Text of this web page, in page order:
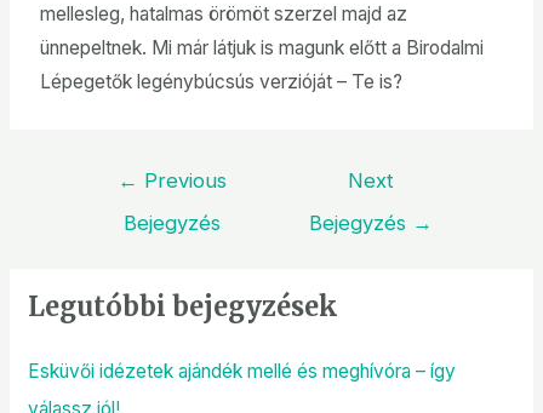
mellesleg, hatalmas örömöt szerzel majd az
ünnepeltnek. Mi már látjuk is magunk előtt a Birodalmi
Lépegetők legénybúcsús verzióját – Te is?
← Previous
Bejegyzés
Next
Bejegyzés →
Legutóbbi bejegyzések
Esküvői idézetek ajándék mellé és meghívóra – így